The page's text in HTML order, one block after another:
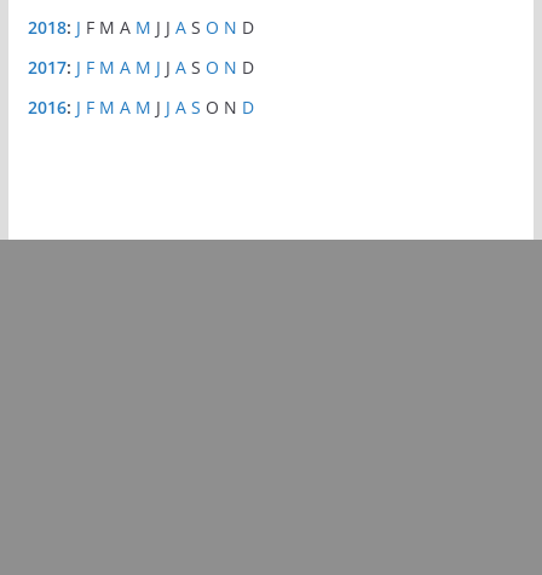
2018: J F M A M J J A S O N D
2017: J F M A M J J A S O N D
2016: J F M A M J J A S O N D